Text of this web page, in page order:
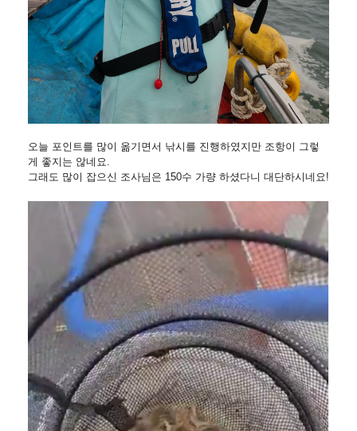
오늘 포인트를 많이 옮기면서 낚시를 진행하였지만 조항이 그렇
게 좋지는 않네요.
그래도 많이 잡으신 조사님은 150수 가량 하셨다니 대단하시네요!